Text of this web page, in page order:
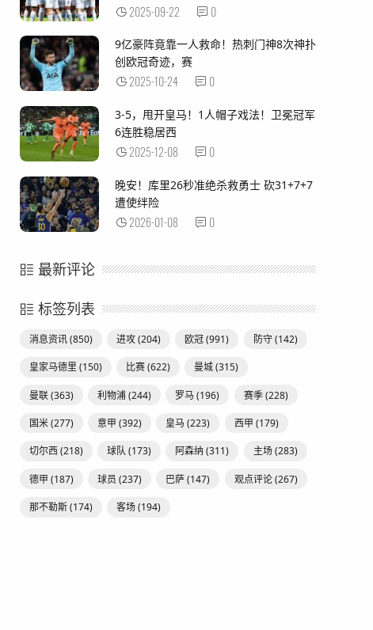
2025-09-22 0
9亿豪阵竟靠一人救命！热刺门神8次神扑
创欧冠奇迹，赛
2025-10-24 0
3-5，甩开皇马！1人帽子戏法！卫冕冠军
6连胜稳居西
2025-12-08 0
晚安！库里26秒准绝杀救勇士 砍31+7+7
遭使绊险
2026-01-08 0
最新评论
标签列表
消息资讯(850) 进攻(204) 欧冠(991) 防守(142)
皇家马德里 (150) 比赛(622) 曼城(315)
曼联(363) 利物浦(244) 罗马 (196) 赛季(228)
国米(277) 意甲 (392) 皇马 (223) 西甲 (179)
切尔西(218) 球队(173) 阿森纳 (311) 主场(283)
德甲 (187) 球员 (237) 巴萨(147) 观点评论(267)
那不勒斯(174) 客场(194)